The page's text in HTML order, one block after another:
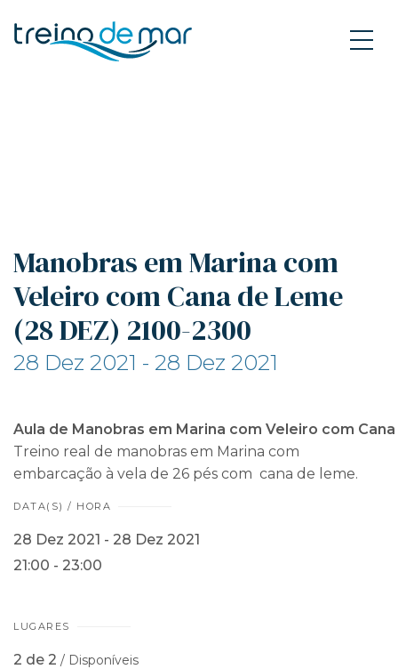
Manobras em Marina com
Veleiro com Cana de Leme
(28 DEZ) 2100-2300
28 Dez 2021 - 28 Dez 2021
Aula de Manobras em Marina com Veleiro com Cana
Treino real de manobras em Marina com
embarcação à vela de 26 pés com cana de leme.
DATA(S) / HORA
28 Dez 2021 - 28 Dez 2021
21:00 - 23:00
LUGARES
2 de 2 / Disponíveis